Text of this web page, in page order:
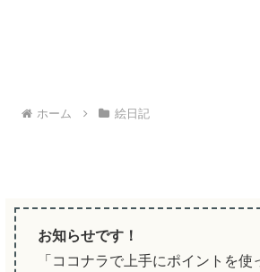
ホーム 絵日記
お知らせです！
「ココナラで上手にポイントを使